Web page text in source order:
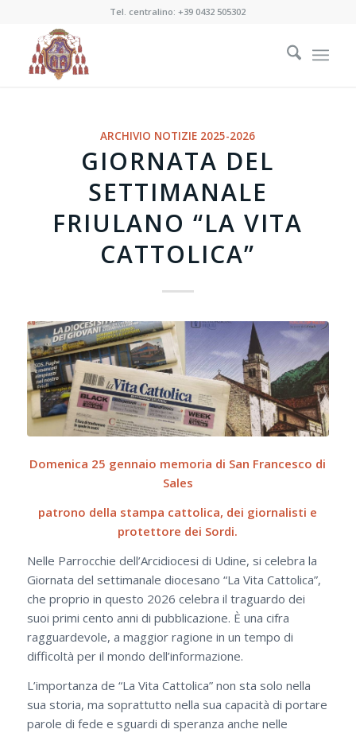
Tel. centralino:+39 0432 505302
ARCHIVIO NOTIZIE 2025-2026
GIORNATA DEL
SETTIMANALE
FRIULANO “LA VITA
CATTOLICA”
Domenica 25 gennaio memoria di San Francesco di
Sales
patrono della stampa cattolica, dei giornalisti e
protettore dei Sordi.
Nelle Parrocchie dell’Arcidiocesi di Udine, si celebra la
Giornata del settimanale diocesano “La Vita Cattolica”,
che proprio in questo 2026 celebra il traguardo dei
suoi primi cento anni di pubblicazione. È una cifra
ragguardevole, a maggior ragione in un tempo di
difficoltà per il mondo dell’informazione.
L’importanza de “La Vita Cattolica” non sta solo nella
sua storia, ma soprattutto nella sua capacità di portare
parole di fede e sguardi di speranza anche nelle